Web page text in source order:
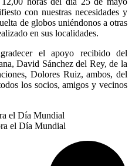
con nuestras necesidades y
de globos uniéndonos a otras
en sus localidades.
el apoyo recibido del
David Sánchez del Rey, de la
Dolores Ruiz, ambos, del
los socios, amigos y vecinos